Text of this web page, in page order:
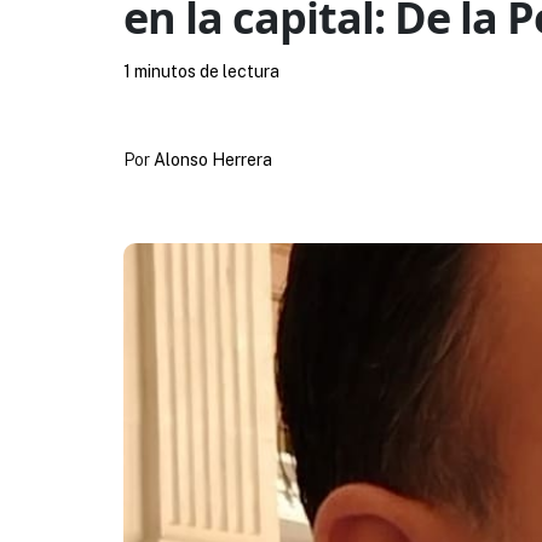
en la capital: De la
Por Alonso Herrera
1 minutos de lectura